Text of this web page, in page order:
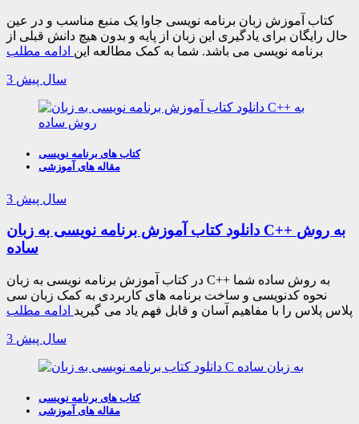
کتاب آموزش زبان برنامه نویسی جاوا یک منبع مناسب و در عین
حال رایگان برای یادگیری این زبان از پایه و بدون هیچ دانش قبلی از
برنامه نویسی می باشد. شما به کمک مطالعه این ادامه مطلب
3 سال پیش
کتاب های برنامه نویسی
مقاله های آموزشی
3 سال پیش
دانلود کتاب آموزش برنامه نویسی به زبان C++ به روش
ساده
در کتاب آموزش برنامه نویسی به زبان C++ به روش ساده شما
نحوه کدنویسی و ساخت برنامه های کاربردی به کمک زبان سی
پلاس پلاس را با مفاهیم آسان و قابل فهم یاد می گیرید ادامه مطلب
3 سال پیش
کتاب های برنامه نویسی
مقاله های آموزشی